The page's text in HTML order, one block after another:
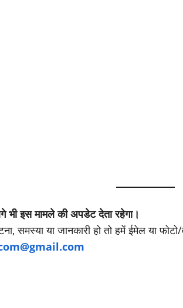
इस मामले की अपडेट देता रहेगा।
समस्या या जानकारी हो तो हमें ईमेल या